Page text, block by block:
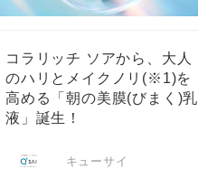
コラリッチ ソアから、大人
のハリとメイクノリ(※1)を
高める「朝の美膜(びまく)乳
液」誕生！
キューサイ